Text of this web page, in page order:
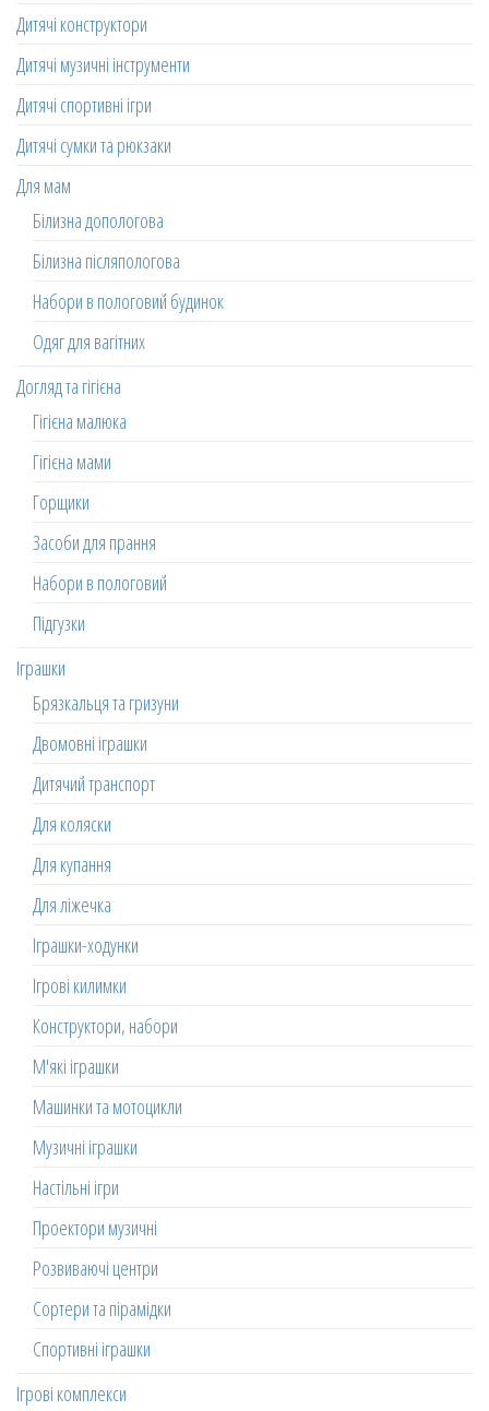
Дитячі конструктори
Дитячі музичні інструменти
Дитячі спортивні ігри
Дитячі сумки та рюкзаки
Для мам
Білизна допологова
Білизна післяпологова
Набори в пологовий будинок
Одяг для вагітних
Догляд та гігієна
Гігієна малюка
Гігієна мами
Горщики
Засоби для прання
Набори в пологовий
Підгузки
Іграшки
Брязкальця та гризуни
Двомовні іграшки
Дитячий транспорт
Для коляски
Для купання
Для ліжечка
Іграшки-ходунки
Ігрові килимки
Конструктори, набори
М'які іграшки
Машинки та мотоцикли
Музичні іграшки
Настільні ігри
Проектори музичні
Розвиваючі центри
Сортери та пірамідки
Спортивні іграшки
Ігрові комплекси